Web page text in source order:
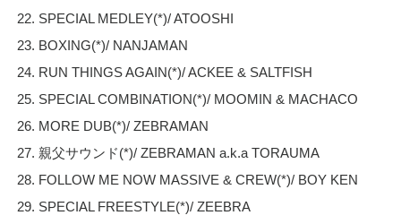
22. SPECIAL MEDLEY(*)/ ATOOSHI
23. BOXING(*)/ NANJAMAN
24. RUN THINGS AGAIN(*)/ ACKEE & SALTFISH
25. SPECIAL COMBINATION(*)/ MOOMIN & MACHACO
26. MORE DUB(*)/ ZEBRAMAN
27. 親父サウンド(*)/ ZEBRAMAN a.k.a TORAUMA
28. FOLLOW ME NOW MASSIVE & CREW(*)/ BOY KEN
29. SPECIAL FREESTYLE(*)/ ZEEBRA